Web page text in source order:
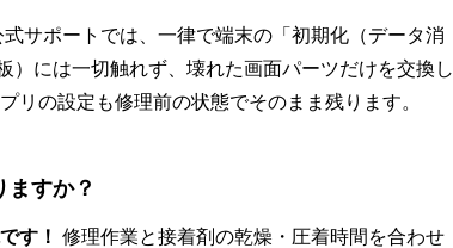
式サポートでは、一律で端末の「初期化（データ消
には一切触れず、壊れた画面パーツだけを交換し
リの設定も修理前の状態でそのまま残ります。
すか？
す！ 修理作業と接着剤の乾燥・圧着時間を合わせ